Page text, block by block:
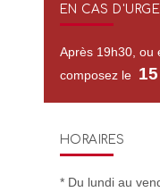
EN CAS
Après 19h30, ou
composez le 15
HORAIRES
* Du lundi au